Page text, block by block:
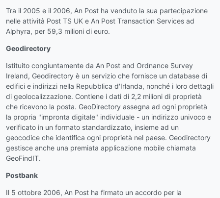
Tra il 2005 e il 2006, An Post ha venduto la sua partecipazione
nelle attività Post TS UK e An Post Transaction Services ad
Alphyra, per 59,3 milioni di euro.
Geodirectory
Istituito congiuntamente da An Post and Ordnance Survey
Ireland, Geodirectory è un servizio che fornisce un database di
edifici e indirizzi nella Repubblica d'Irlanda, nonché i loro dettagli
di geolocalizzazione. Contiene i dati di 2,2 milioni di proprietà
che ricevono la posta. GeoDirectory assegna ad ogni proprietà
la propria "impronta digitale" individuale - un indirizzo univoco e
verificato in un formato standardizzato, insieme ad un
geocodice che identifica ogni proprietà nel paese. Geodirectory
gestisce anche una premiata applicazione mobile chiamata
GeoFindIT.
Postbank
Il 5 ottobre 2006, An Post ha firmato un accordo per la